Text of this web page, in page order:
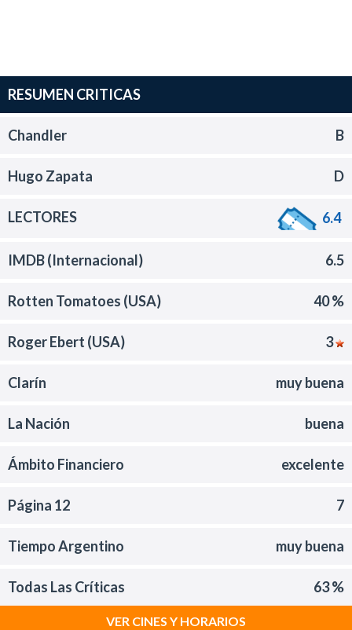
RESUMEN CRITICAS
Chandler B
Hugo Zapata D
LECTORES 6.4
IMDB (Internacional) 6.5
Rotten Tomatoes (USA) 40 %
Roger Ebert (USA) 3
Clarín muy buena
La Nación buena
Ámbito Financiero excelente
Página 12 7
Tiempo Argentino muy buena
Todas Las Críticas 63 %
VER CINES Y HORARIOS